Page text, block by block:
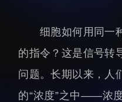
细胞如何用同一
的指令？这是信号转
问题。长期以来，人
的“浓度”之中——浓